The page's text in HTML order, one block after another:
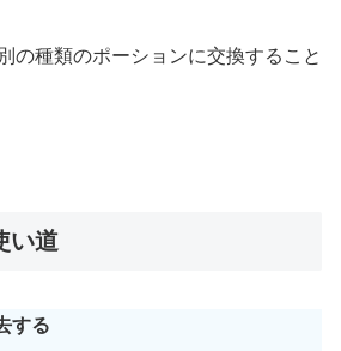
の種類のポーションに交換すること
い道
する